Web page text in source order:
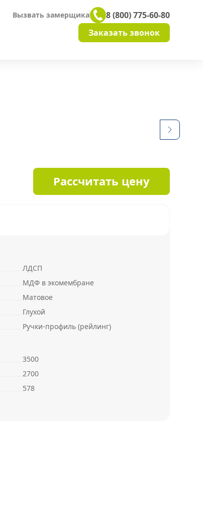
Вызвать замерщика
8 (800) 775-60-80
Заказать звонок
Рассчитать цену
ЛДСП
МДФ в экомембране
Матовое
Глухой
Ручки-профиль (рейлинг)
3500
2700
578